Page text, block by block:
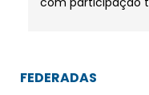
FEDERADAS